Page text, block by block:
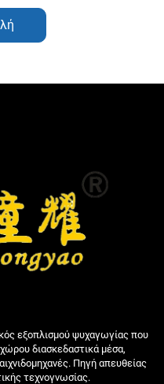
εξοπλισμού ψυχαγωγίας που
διασκεδαστικά μέσα,
Πηγή απευθείας
τεχνογνωσίας.